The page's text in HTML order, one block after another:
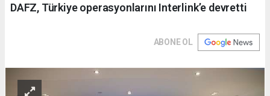
DAFZ, Türkiye operasyonlarını Interlink’e devretti
ABONE OL